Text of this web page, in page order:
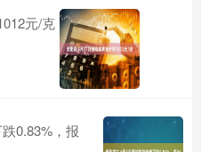
元/克
0.83%，报